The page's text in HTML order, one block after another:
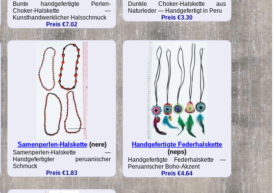
Bunte handgefertigte Perlen-
Choker-Halskette —
Kunsthandwerklicher Halsschmuck
Preis €7.02
Dunkle Choker-Halskette aus
Naturleder — Handgefertigt in Peru
Preis €3.30
Samenperlen-Halskette(nere)
Samenperlen-Halskette —
Handgefertigter peruanischer
Schmuck
Preis €1.83
Handgefertigte Federhalskette
(neps)
Handgefertigte Federhalskette —
Peruanischer Boho-Akzent
Preis €4.64